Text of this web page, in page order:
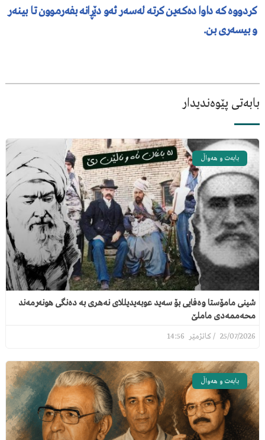
کردووە کە داوا دەکەین کرتە لەسەر ئەو دێڕانە بفەرموون تا بینەر
و بیسەری بن.
بابەتی پێوەندیدار
بابەت و هەواڵ
شینی مامۆستا وەفایی بۆ سەید عوبەیدیللای نەهری بە دەنگی هونەرمەند
محەممەدی ماملێ
25/07/2026
بابەت و هەواڵ